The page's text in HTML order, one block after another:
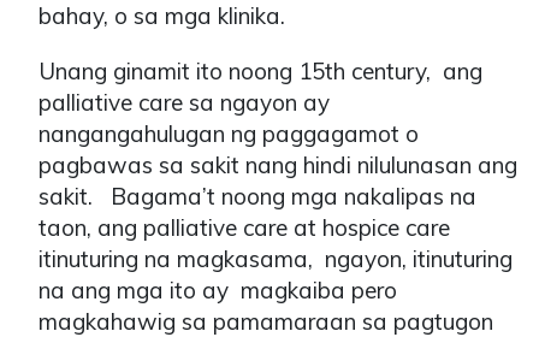
bahay, o sa mga klinika.
Unang ginamit ito noong 15th century, ang
palliative care sa ngayon ay
nangangahulugan ng paggagamot o
pagbawas sa sakit nang hindi nilulunasan ang
sakit. Bagama’t noong mga nakalipas na
taon, ang palliative care at hospice care
itinuturing na magkasama, ngayon, itinuturing
na ang mga ito ay magkaiba pero
magkahawig sa pamamaraan sa pagtugon